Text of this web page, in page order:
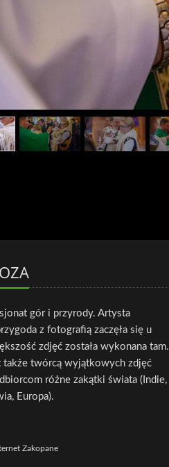
gór i przyrody. Artysta
z fotografią zaczęła się u
zdjęć została wykonana tam.
także twórcą wyjątkowych zdjęć
różne zakątki świata (Indie,
Europa).
Zakopane